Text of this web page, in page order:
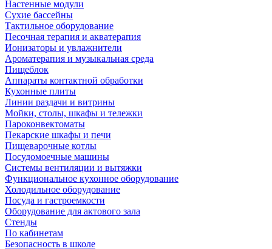
Настенные модули
Сухие бассейны
Тактильное оборудование
Песочная терапия и акватерапия
Ионизаторы и увлажнители
Ароматерапия и музыкальная среда
Пищеблок
Аппараты контактной обработки
Кухонные плиты
Линии раздачи и витрины
Мойки, столы, шкафы и тележки
Пароконвектоматы
Пекарские шкафы и печи
Пищеварочные котлы
Посудомоечные машины
Системы вентиляции и вытяжки
Функциональное кухонное оборудование
Холодильное оборудование
Посуда и гастроемкости
Оборудование для актового зала
Стенды
По кабинетам
Безопасность в школе